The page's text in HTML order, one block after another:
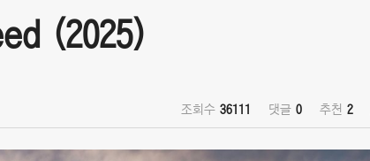
(2025)
조회수 36111 댓글 0 추천 2